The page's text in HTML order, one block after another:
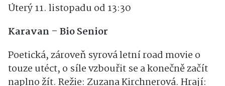
Úterý 11. listopadu od 13:30
Karavan – Bio Senior
Poetická, zároveň syrová letní road movie o
touze utéct, o síle vzbouřit se a konečně začít
naplno žít. Režie: Zuzana Kirchnerová. Hrají: